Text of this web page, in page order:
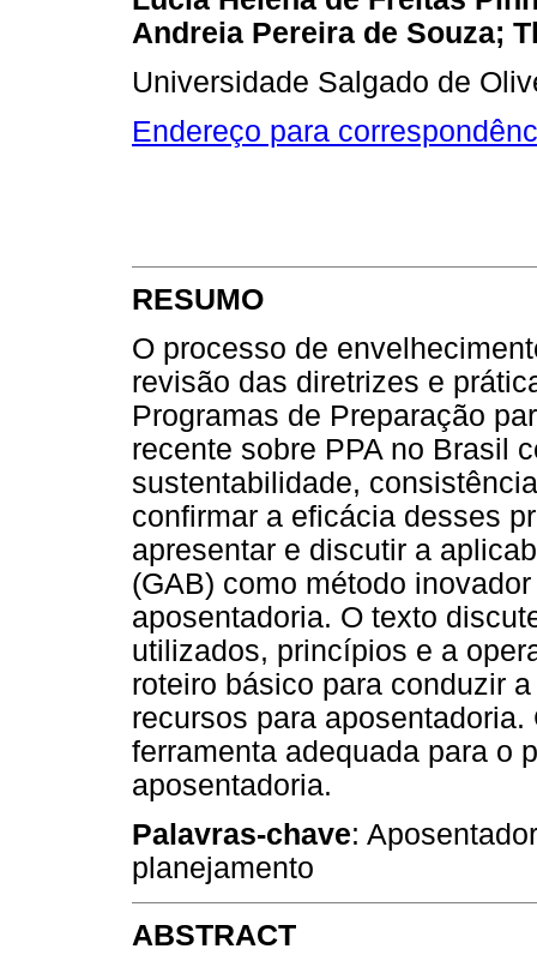
Andreia Pereira de Souza;
Universidade Salgado de
Endereço para
RESUMO
O processo de
revisão das diretrizes e
Programas de Preparação
recente sobre PPA no Brasil
sustentabilidade,
confirmar a eficácia desses
apresentar e discutir a
(GAB) como método
aposentadoria. O texto
utilizados, princípios e a
roteiro básico para conduzir
recursos para
ferramenta adequada para o
aposentadoria.
Palavras-chave:
planejamento
ABSTRACT